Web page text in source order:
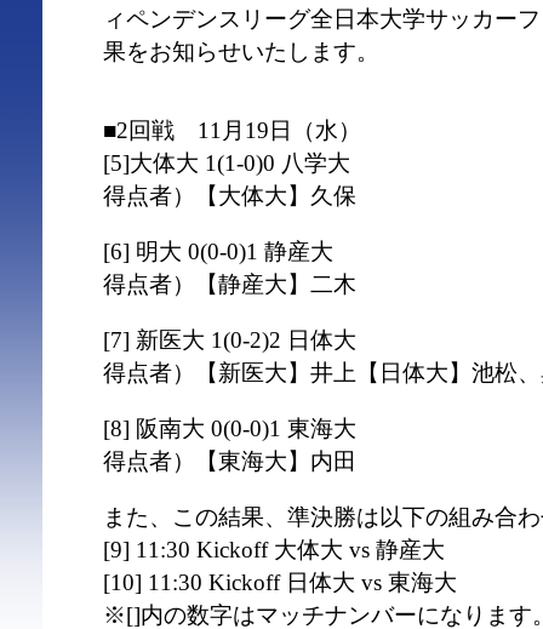
ィペンデンスリーグ全日本大学サッカー
果をお知らせいたします。
■2回戦 11月19日（水）
[5]大体大 1(1-0)0 八学大
得点者）【大体大】久保
[6] 明大 0(0-0)1 静産大
得点者）【静産大】二木
[7] 新医大 1(0-2)2 日体大
得点者）【新医大】井上【日体大】池松
[8] 阪南大 0(0-0)1 東海大
得点者）【東海大】内田
また、この結果、準決勝は以下の組み合
[9] 11:30 Kickoff 大体大 vs 静産大
[10] 11:30 Kickoff 日体大 vs 東海大
※[]内の数字はマッチナンバーになります